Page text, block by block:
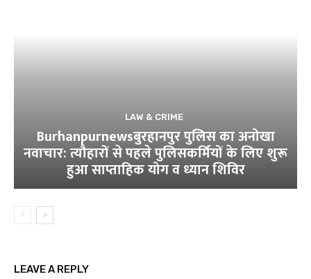
LAW & CRIME
Burhanpurnewsबुरहानपुर पुलिस का अनोखा
नवाचार: त्यौहारों से पहले पुलिसकर्मियों के लिए शुरू
हुआ साप्ताहिक योग व ध्यान शिविर
LEAVE A REPLY